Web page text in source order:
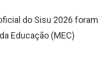
do Sisu 2026 foram
Educação (MEC)